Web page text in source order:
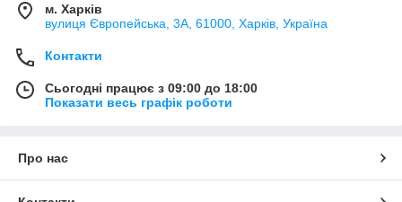
м. Харків
вулиця Європейська, 3А, 61000, Харків, Україна
Контакти
Сьогодні працює з 09:00 до 18:00
Показати весь графік роботи
Про нас